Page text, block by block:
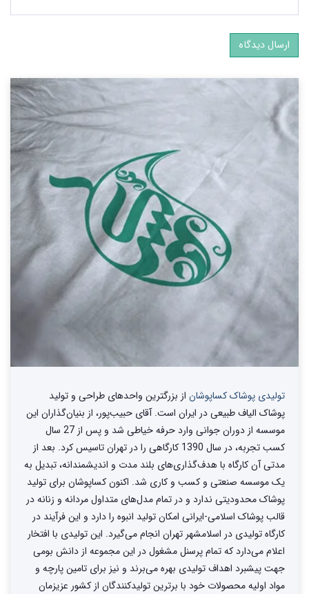
ارسال دیدگاه
تولیدی پوشاک کساپوشان از بزرگترین واحد‌های طراحی و تولید‌
پوشاک الیاف طبیعی در ایران است. آقای حبیب‌پور، از بنیان‌گذاران این
موسسه از دوران جوانی وارد حرفه خیاطی شد و پس از 27 سال
کسب تجربه، در سال 1390 کارگاهی را در تهران تاسیس کرد. بعد از
مدتی آن کارگاه با هدف‌گذاری‌های بلند مدت و اندیشمندانه، تبدیل به
یک موسسه صنعتی و کسب و کاری شد. اکنون کساپوشان برای تولید
پوشاک محدودیتی ندارد و در تمام مدل‌های متداول مردانه و زنانه در
قالب پوشاک اسلامی-ایرانی امکان تولید انبوه را دارد و این فرآیند در
کارگاه تولیدی در اسلامشهر تهران انجام می‌گیرد. این تولیدی با افتخار
اعلام می‌دارد که تمام پرسنل مشغول در این مجموعه از دانش بومی
جهت پیشبرد اهداف تولیدی بهره می‌برند و نیز برای تامین پارچه و
مواد اولیه محصولات خود با برترین تولیدکنندگان از کشور عزیزمان